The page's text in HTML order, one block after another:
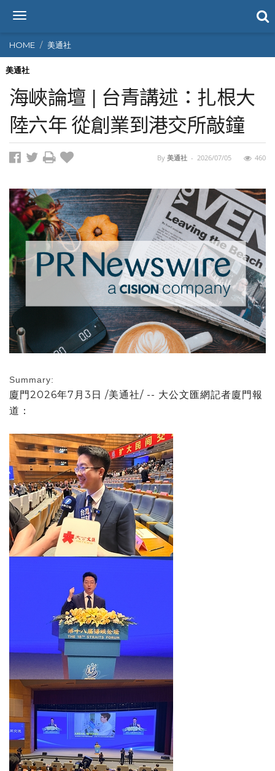
T
g
g
l
n
a
v
i
g
o
n
HOME 美通社
美通社
海峽論壇 | 台青講述：扎根大
陸六年 從創業到港交所敲鐘
By 美通社 - 2026/07/05 460
Summary:
廈門2026年7月3日 /美通社/ -- 大公文匯網記者廈門報
道：